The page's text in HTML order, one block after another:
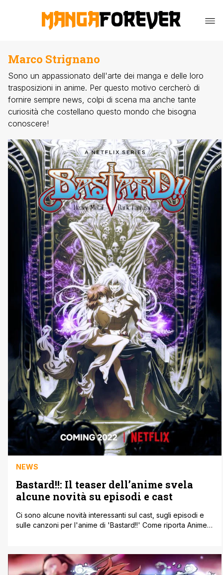
Marco Strignano
Sono un appassionato dell'arte dei manga e delle loro
trasposizioni in anime. Per questo motivo cercherò di
fornire sempre news, colpi di scena ma anche tante
curiosità che costellano questo mondo che bisogna
conoscere!
NEWS
Bastard!!: Il teaser dell’anime svela
alcune novità su episodi e cast
Ci sono alcune novità interessanti sul cast, sugli episodi e
sulle canzoni per l'anime di 'Bastard!!' Come riporta Anime
anime di Kazushi Hagiwara Bastard!! ' Heavy Metal, Dask
Fantasy. Il teaser presenta sia i contenuti dei primi cinque [']